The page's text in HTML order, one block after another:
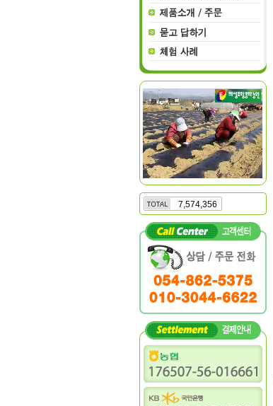
7,574,356